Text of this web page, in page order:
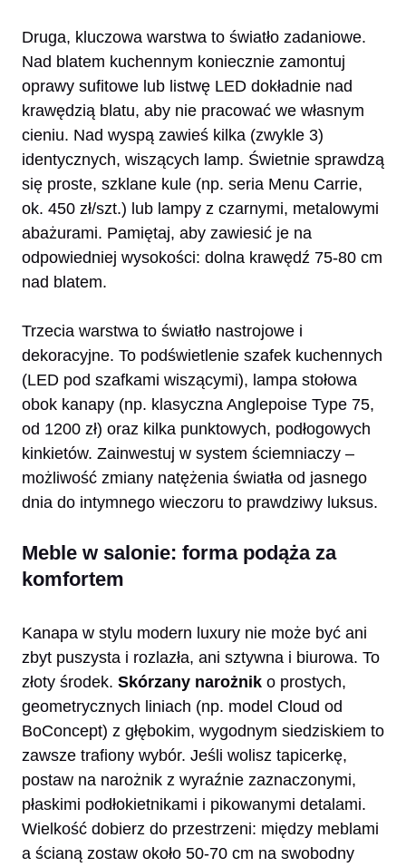
Druga, kluczowa warstwa to światło zadaniowe.
Nad blatem kuchennym koniecznie zamontuj
oprawy sufitowe lub listwę LED dokładnie nad
krawędzią blatu, aby nie pracować we własnym
cieniu. Nad wyspą zawieś kilka (zwykle 3)
identycznych, wiszących lamp. Świetnie sprawdzą
się proste, szklane kule (np. seria Menu Carrie,
ok. 450 zł/szt.) lub lampy z czarnymi, metalowymi
abażurami. Pamiętaj, aby zawiesić je na
odpowiedniej wysokości: dolna krawędź 75-80 cm
nad blatem.
Trzecia warstwa to światło nastrojowe i
dekoracyjne. To podświetlenie szafek kuchennych
(LED pod szafkami wiszącymi), lampa stołowa
obok kanapy (np. klasyczna Anglepoise Type 75,
od 1200 zł) oraz kilka punktowych, podłogowych
kinkietów. Zainwestuj w system ściemniaczy –
możliwość zmiany natężenia światła od jasnego
dnia do intymnego wieczoru to prawdziwy luksus.
Meble w salonie: forma podąża za
komfortem
Kanapa w stylu modern luxury nie może być ani
zbyt puszysta i rozlazła, ani sztywna i biurowa. To
złoty środek. Skórzany narożnik o prostych,
geometrycznych liniach (np. model Cloud od
BoConcept) z głębokim, wygodnym siedziskiem to
zawsze trafiony wybór. Jeśli wolisz tapicerkę,
postaw na narożnik z wyraźnie zaznaczonymi,
płaskimi podłokietnikami i pikowanymi detalami.
Wielkość dobierz do przestrzeni: między meblami
a ścianą zostaw około 50-70 cm na swobodny